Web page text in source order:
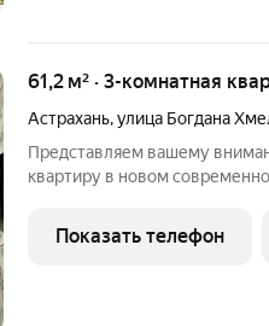
61,2 м² · 3-комнатная
Астрахань,улица Богдана
Представляем вашему
квартиру в новом
черновая отделка
создать идеальное
Показать телефон